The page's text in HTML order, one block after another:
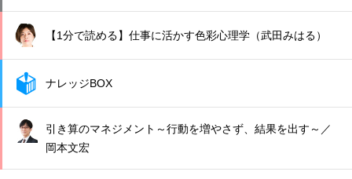
【1分で読める】仕事に活かす色彩心理学（武田みはる）
ナレッジBOX
引き算のマネジメント～行動を増やさず、結果を出す～／
岡本文宏